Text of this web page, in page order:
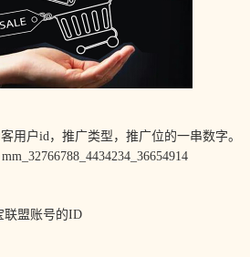
用户id，推广类型，推广位的一串数字。
联盟账号的ID